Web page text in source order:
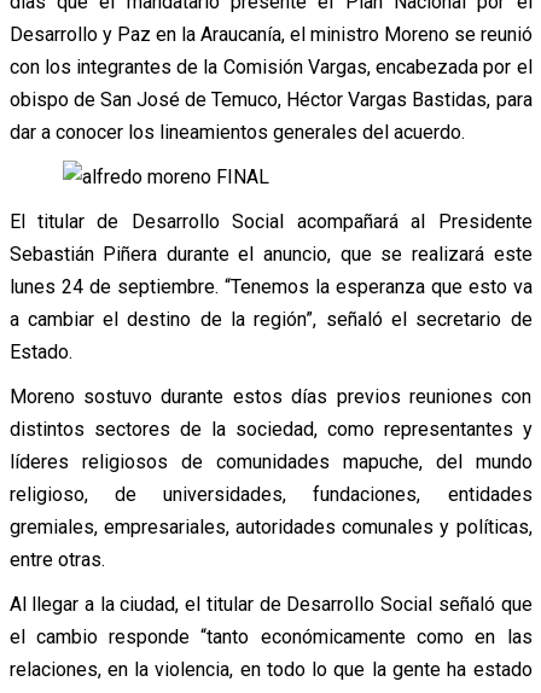
Desarrollo y Paz en la Araucanía, el ministro Moreno se reunió
con los integrantes de la Comisión Vargas, encabezada por el
obispo de San José de Temuco, Héctor Vargas Bastidas, para
dar a conocer los lineamientos generales del acuerdo.
El titular de Desarrollo Social acompañará al Presidente
Sebastián Piñera durante el anuncio, que se realizará este
lunes 24 de septiembre. “Tenemos la esperanza que esto va
a cambiar el destino de la región”, señaló el secretario de
Estado.
Moreno sostuvo durante estos días previos reuniones con
distintos sectores de la sociedad, como representantes y
líderes religiosos de comunidades mapuche, del mundo
religioso, de universidades, fundaciones, entidades
gremiales, empresariales, autoridades comunales y políticas,
entre otras.
Al llegar a la ciudad, el titular de Desarrollo Social señaló que
el cambio responde “tanto económicamente como en las
relaciones, en la violencia, en todo lo que la gente ha estado